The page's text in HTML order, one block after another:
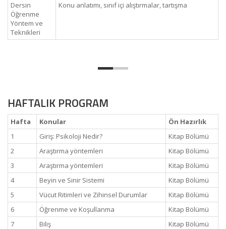
Dersin
Öğrenme
Yöntem ve
Teknikleri
Konu anlatımı, sınıf içi alıştırmalar, tartışma
HAFTALIK PROGRAM
Hafta Konular
Ön Hazırlık
1
Giriş: Psikoloji Nedir?
Kitap Bölümü
2
Araştırma yöntemleri
Kitap Bölümü
3
Araştırma yöntemleri
Kitap Bölümü
4
Beyin ve Sinir Sistemi
Kitap Bölümü
5
Vücut Ritimleri ve Zihinsel Durumlar
Kitap Bölümü
6
Öğrenme ve Koşullanma
Kitap Bölümü
7
Biliş
Kitap Bölümü